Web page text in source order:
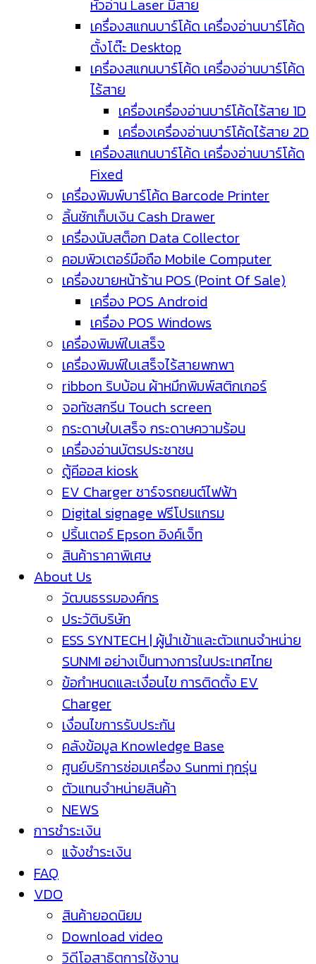
หัวอ่าน Laser มีสาย
เครื่องสแกนบาร์โค้ด เครื่องอ่านบาร์โค้ด
ตั้งโต๊ะ Desktop
เครื่องสแกนบาร์โค้ด เครื่องอ่านบาร์โค้ด
ไร้สาย
เครื่องเครื่องอ่านบาร์โค้ดไร้สาย 1D
เครื่องเครื่องอ่านบาร์โค้ดไร้สาย 2D
เครื่องสแกนบาร์โค้ด เครื่องอ่านบาร์โค้ด
Fixed
เครื่องพิมพ์บาร์โค้ด Barcode Printer
ลิ้นชักเก็บเงิน Cash Drawer
เครื่องนับสต็อก Data Collector
คอมพิวเตอร์มือถือ Mobile Computer
เครื่องขายหน้าร้าน POS (Point Of Sale)
เครื่อง POS Android
เครื่อง POS Windows
เครื่องพิมพ์ใบเสร็จ
เครื่องพิมพ์ใบเสร็จไร้สายพกพา
ribbon ริบบ้อน ผ้าหมึกพิมพ์สติกเกอร์
จอทัชสกรีน Touch screen
กระดาษใบเสร็จ กระดาษความร้อน
เครื่องอ่านบัตรประชาชน
ตู้คีออส kiosk
EV Charger ชาร์จรถยนต์ไฟฟ้า
Digital signage ฟรีโปรแกรม
ปริ้นเตอร์ Epson อิงค์เจ็ท
สินค้าราคาพิเศษ
About Us
วัฒนธรรมองค์กร
ประวัติบริษัท
ESS SYNTECH | ผู้นำเข้าและตัวแทนจำหน่าย
SUNMI อย่างเป็นทางการในประเทศไทย
ข้อกำหนดและเงื่อนไข การติดตั้ง EV
Charger
เงื่อนไขการรับประกัน
คลังข้อมูล Knowledge Base
ศูนย์บริการซ่อมเครื่อง Sunmi ทุกรุ่น
ตัวแทนจำหน่ายสินค้า
NEWS
การชำระเงิน
แจ้งชำระเงิน
FAQ
VDO
สินค้ายอดนิยม
Download video
วิดีโอสาธิตการใช้งาน